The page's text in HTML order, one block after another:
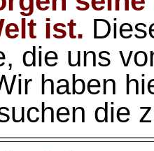
ist.
die uns
haben
die